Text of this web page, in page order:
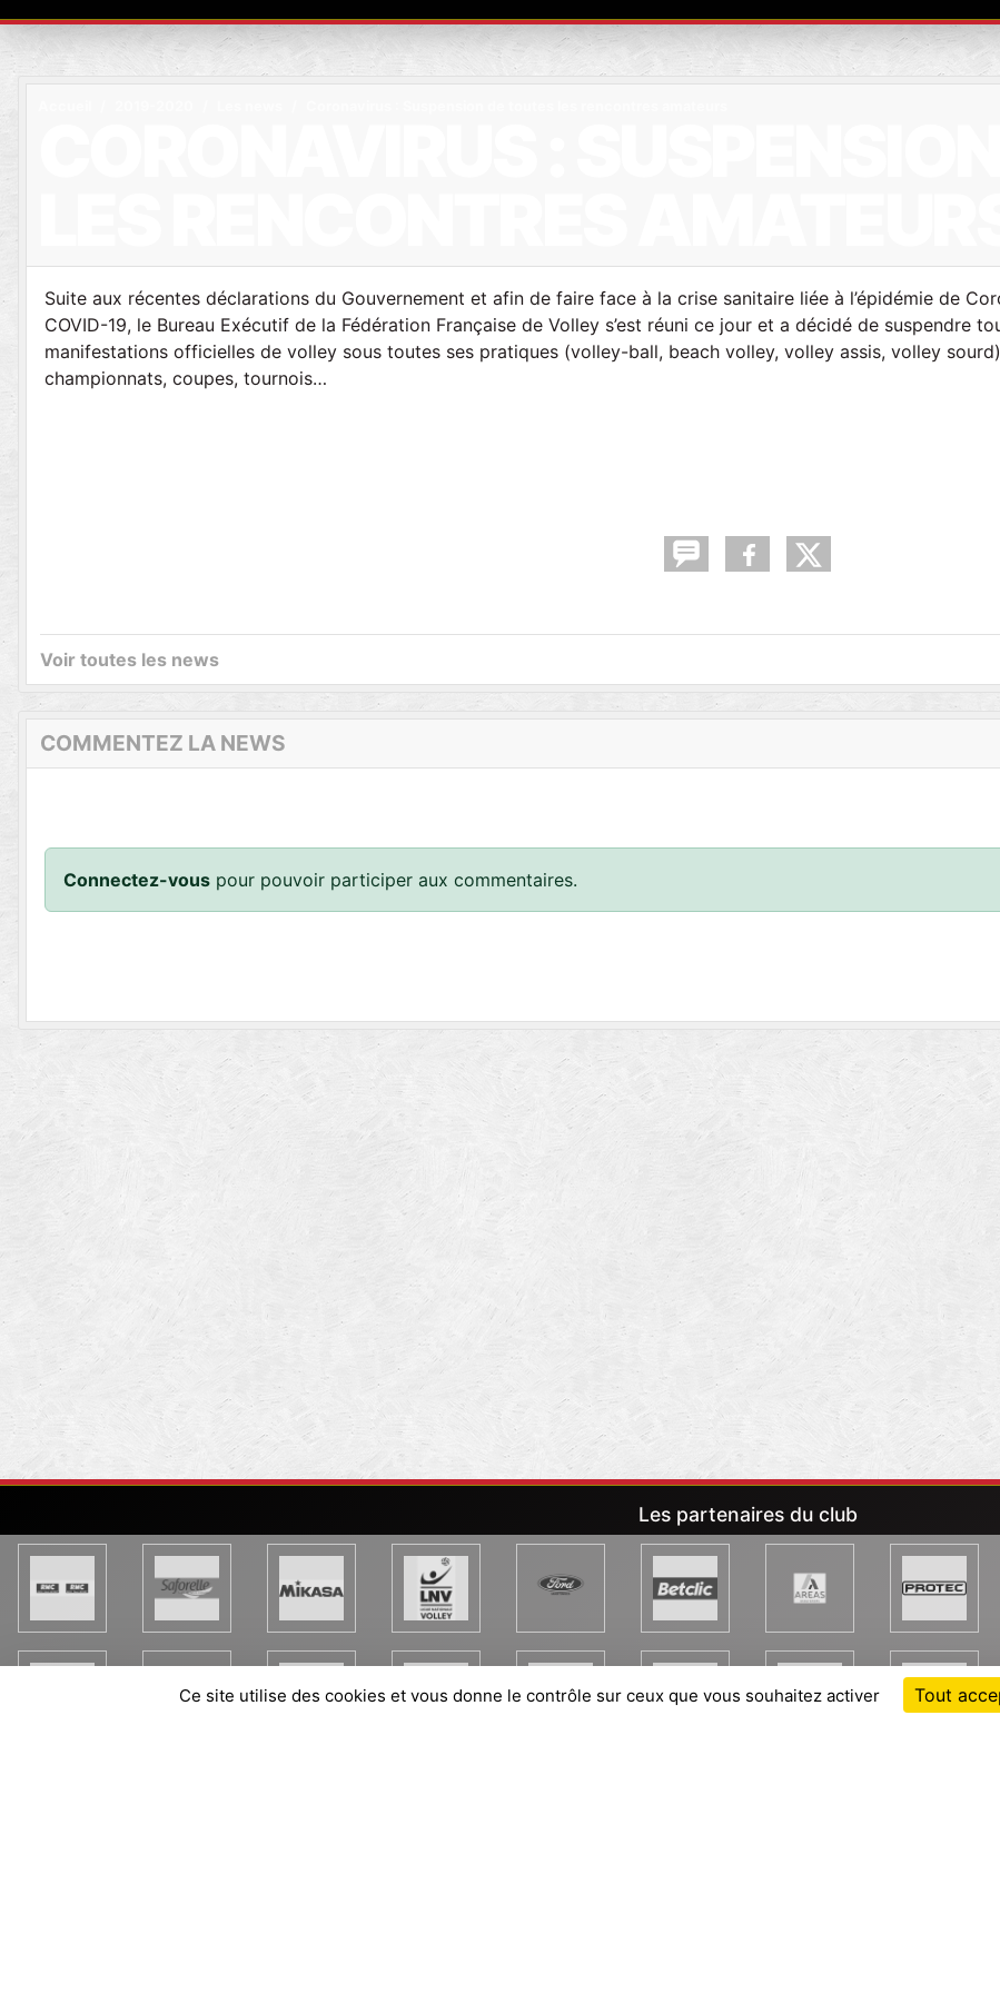
CORONAVIRUS :
Suite aux récentes déclarations du Gouvernement et afin de faire face à la crise sanitaire liée à l’épidémie de
COVID-19, le Bureau Exécutif de la Fédération Française de Volley s’est réuni ce jour et a décidé de suspendre
manifestations officielles de volley sous toutes ses pratiques (volley-ball, beach volley, volley assis, volley
championnats, coupes, tournois…
Voir toutes les news
COMMENTEZ LA NEWS
Connectez-vous pour pouvoir participer aux commentaires.
Les partenaires du club
Ce site utilise des cookies et vous donne le contrôle sur ceux que vous souhaitez activer Tout